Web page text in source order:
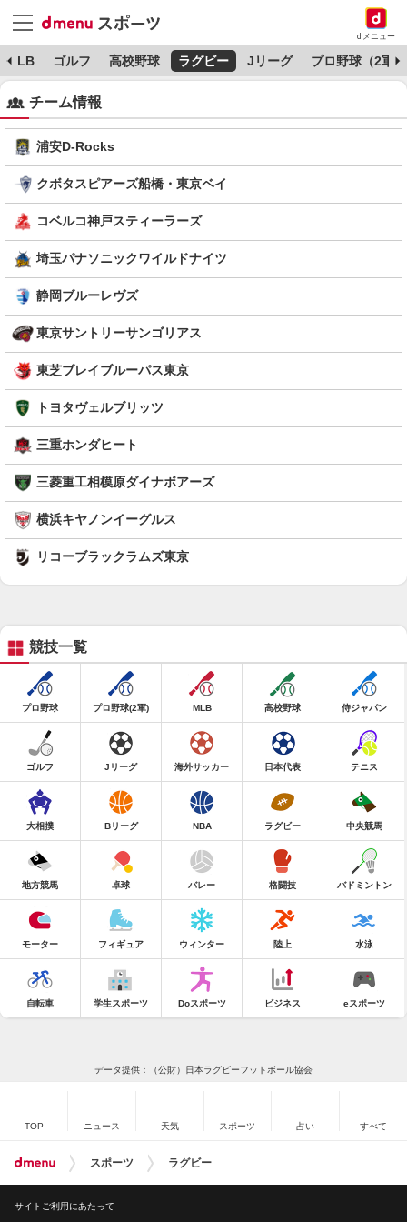
dメニュー
MLB ゴルフ 高校野球 ラグビー Jリーグ プロ野球（2軍）
チーム情報
浦安D-Rocks
クボタスピアーズ船橋・東京ベイ
コベルコ神戸スティーラーズ
埼玉パナソニックワイルドナイツ
静岡ブルーレヴズ
東京サントリーサンゴリアス
東芝ブレイブルーパス東京
トヨタヴェルブリッツ
三重ホンダヒート
三菱重工相模原ダイナボアーズ
横浜キヤノンイーグルス
リコーブラックラムズ東京
競技一覧
プロ野球 プロ野球(2軍) MLB 高校野球 侍ジャパン
ゴルフ Jリーグ 海外サッカー 日本代表 テニス
大相撲 Bリーグ NBA ラグビー 中央競馬
地方競馬 卓球 バレー 格闘技 バドミントン
モーター フィギュア ウィンター 陸上 水泳
自転車 学生スポーツ Doスポーツ ビジネス eスポーツ
データ提供：（公財）日本ラグビーフットボール協会
TOP ニュース 天気 スポーツ 占い すべて
スポーツ ラグビー
サイトご利用にあたって